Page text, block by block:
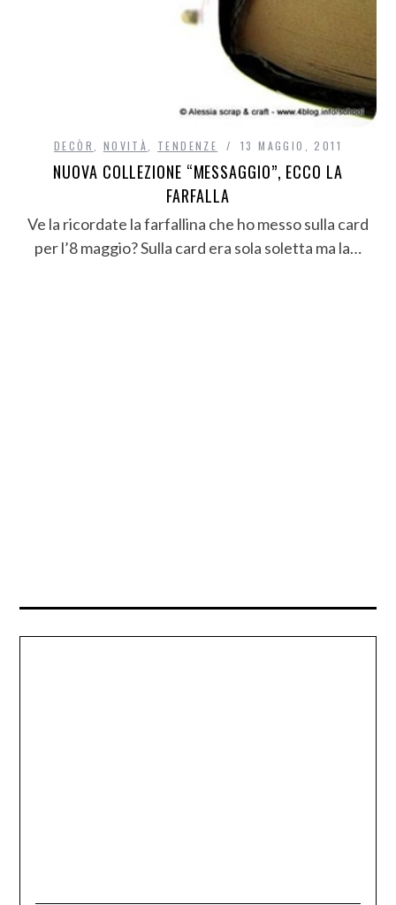
DECÒR NOVITÀ TENDENZE 13 MAGGIO, 2011
NUOVA COLLEZIONE “MESSAGGIO”, ECCO LA
FARFALLA
Ve la ricordate la farfallina che ho messo sulla card
per l’8 maggio? Sulla card era sola soletta ma la…